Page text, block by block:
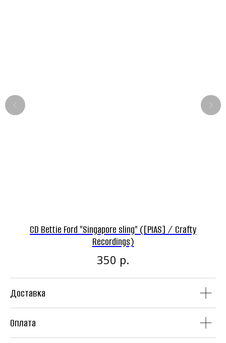
CD Bettie Ford "Singapore sling" ([PIAS] / Crafty
Recordings)
350 р.
Доставка
Оплата
Винил CD